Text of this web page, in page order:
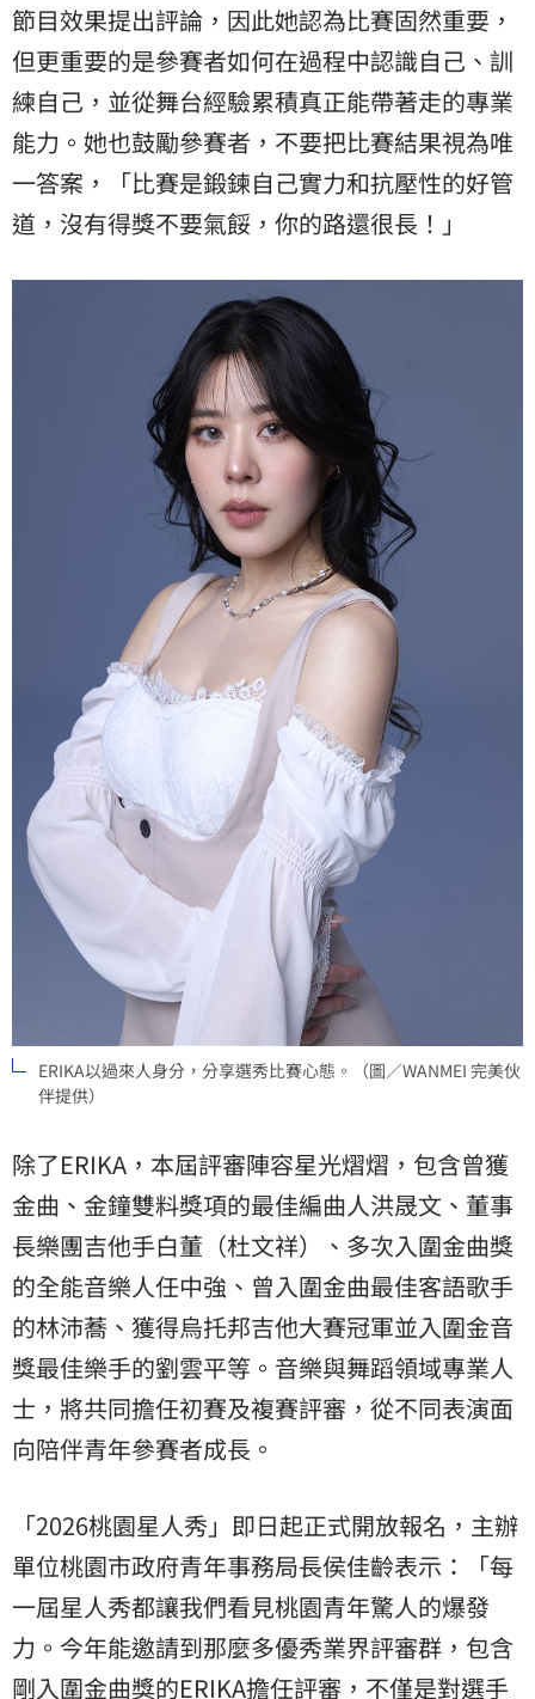
節目效果提出評論，因此她認為比賽固然重要，
但更重要的是參賽者如何在過程中認識自己、訓
練自己，並從舞台經驗累積真正能帶著走的專業
能力。她也鼓勵參賽者，不要把比賽結果視為唯
一答案，「比賽是鍛鍊自己實力和抗壓性的好管
道，沒有得獎不要氣餒，你的路還很長！」
ERIKA以過來人身分，分享選秀比賽心態。（圖／WANMEI 完美伙
伴提供）
除了ERIKA，本屆評審陣容星光熠熠，包含曾獲
金曲、金鐘雙料獎項的最佳編曲人洪晟文、董事
長樂團吉他手白董（杜文祥）、多次入圍金曲獎
的全能音樂人任中強、曾入圍金曲最佳客語歌手
的林沛蕎、獲得烏托邦吉他大賽冠軍並入圍金音
獎最佳樂手的劉雲平等。音樂與舞蹈領域專業人
士，將共同擔任初賽及複賽評審，從不同表演面
向陪伴青年參賽者成長。
「2026桃園星人秀」即日起正式開放報名，主辦
單位桃園市政府青年事務局長侯佳齡表示：「每
一屆星人秀都讓我們看見桃園青年驚人的爆發
力。今年能邀請到那麼多優秀業界評審群，包含
剛入圍金曲獎的ERIKA擔任評審，不僅是對選手